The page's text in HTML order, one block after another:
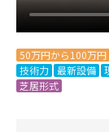
50万円から100万円
技術力 最新設備
芝居形式